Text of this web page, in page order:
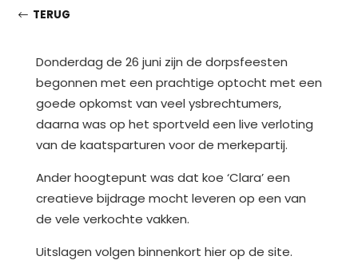
TERUG
Donderdag de 26 juni zijn de dorpsfeesten
begonnen met een prachtige optocht met een
goede opkomst van veel ysbrechtumers,
daarna was op het sportveld een live verloting
van de kaatsparturen voor de merkepartij.
Ander hoogtepunt was dat koe ‘Clara’ een
creatieve bijdrage mocht leveren op een van
de vele verkochte vakken.
Uitslagen volgen binnenkort hier op de site.